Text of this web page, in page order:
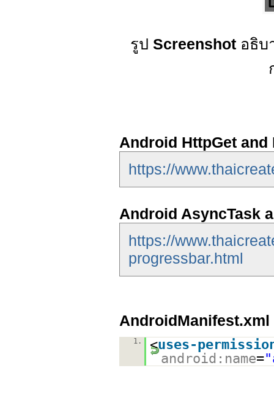
รูป Screenshot อธิบ
Android HttpGet and
https://
Android AsyncTask
https://
progressbar.html
AndroidManifest.xml
1. <uses-
android:name=